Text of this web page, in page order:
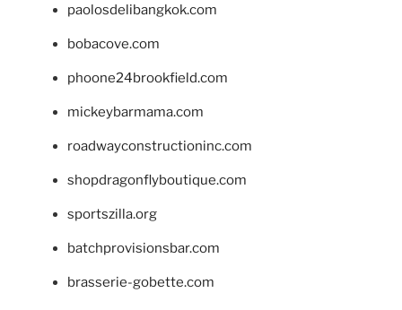
paolosdelibangkok.com
bobacove.com
phoone24brookfield.com
mickeybarmama.com
roadwayconstructioninc.com
shopdragonflyboutique.com
sportszilla.org
batchprovisionsbar.com
brasserie-gobette.com